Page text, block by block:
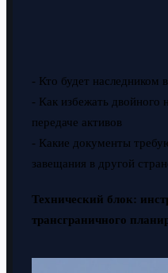
- Кто будет наследником
- Как избежать двойного
передаче активов
- Какие документы
завещания в другой
Технический блок:
трансграничного